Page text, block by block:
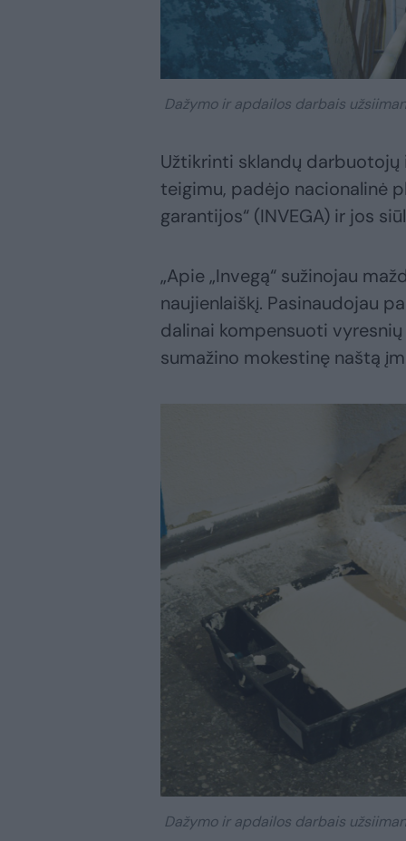
Dažymo ir apdailos darbais
Užtikrinti sklandų
teigimu, padėjo nacionalinė
garantijos“ (INVEGA) ir jos
„Apie „Invegą“ sužinojau
naujienlaiškį. Pasinaudojau
dalinai kompensuoti
sumažino mokestinę naštą
Dažymo ir apdailos darbais